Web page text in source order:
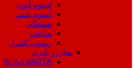
لیتیوم ایون
لیتیوم پلیمر
سمعکی
ساعت
ریموت کنترل
شارژر باتری
VARTA (وارتا)